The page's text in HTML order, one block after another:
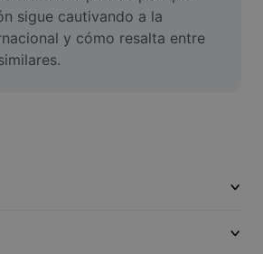
ao Vídeo
sigue cautivando a la
y cómo resalta entre